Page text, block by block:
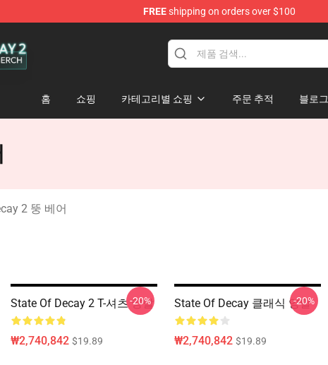
FREEshipping on orders over $100
홈 쇼핑 카테고리별 쇼핑 주문 추적 블로그
2 뚱 베어
State Of Decay 2 T-셔츠 양말
₩2,740,842 $19.89
-20% State Of Decay 클래식 양말
₩2,740,842 $19.89
-20%